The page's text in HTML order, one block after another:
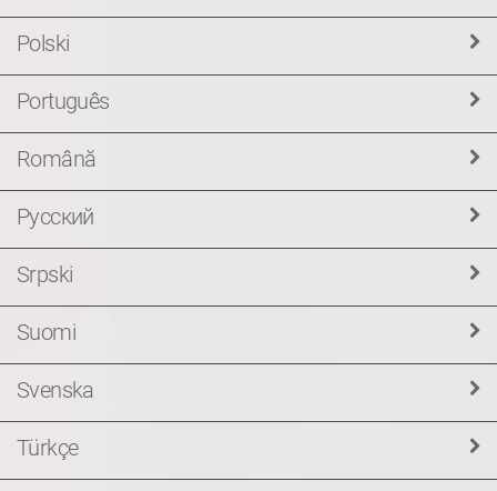
Polski
Português
Română
Русский
Srpski
Suomi
Svenska
Türkçe